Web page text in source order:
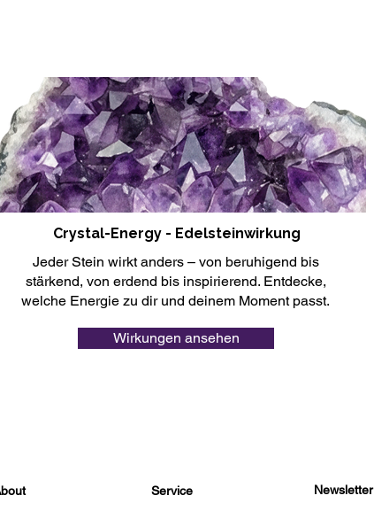
Crystal-Energy - Edelsteinwirkung
Jeder Stein wirkt anders – von beruhigend bis
stärkend, von erdend bis inspirierend. Entdecke,
welche Energie zu dir und deinem Moment passt.
Wirkungen ansehen
Service Newsletter